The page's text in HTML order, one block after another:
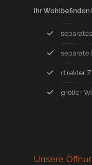
Ihr
separate
direkter
großer
Unsere